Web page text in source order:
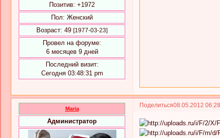
Позитив: +1972
Пол: Женский
Возраст: 49 [1977-03-23]
Провел на форуме:
6 месяцев 9 дней
Последний визит:
Сегодня 03:48:31 pm
Поделиться08.05.2012
Maria
Администратор